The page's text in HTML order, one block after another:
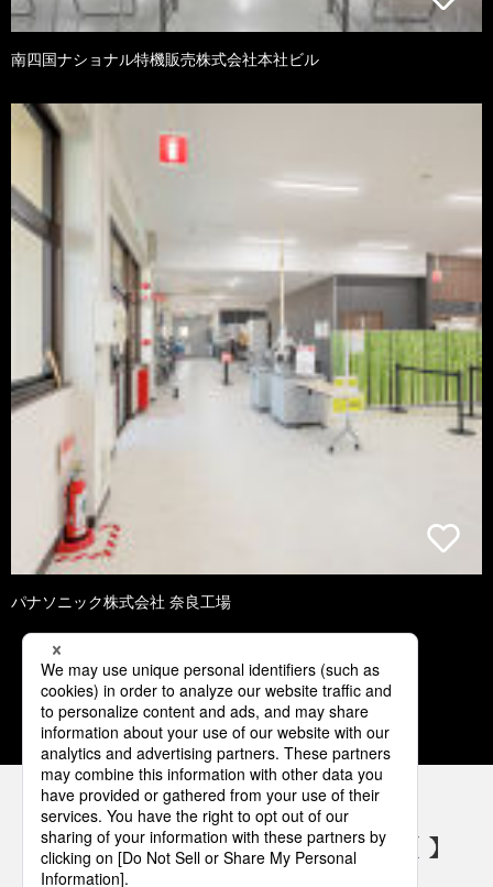
南四国ナショナル特機販売株式会社本社ビル
パナソニック株式会社 奈良工場
1 2 3 4 5
パナソニックの電気設備 SNSアカウント